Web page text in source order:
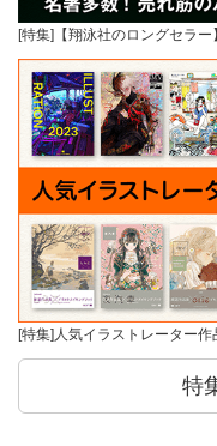
[特集]【翔泳社のロングセラ
[特集]人気イラストレーター作
特